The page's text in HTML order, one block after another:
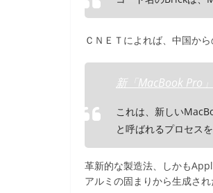
ＣＮＥＴによれば、中国か
新「MacBook Pro
これは、新しい
と呼ばれるプロセス
革新的な製造法、しかも
アルミの固まりから生成さ